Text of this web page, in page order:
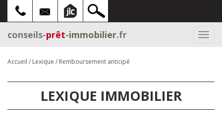
conseils-prêt-immobilier.fr
Accueil / Lexique / Remboursement anticipé
LEXIQUE IMMOBILIER